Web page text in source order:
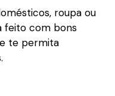
roupa ou
feito com bons
te permita